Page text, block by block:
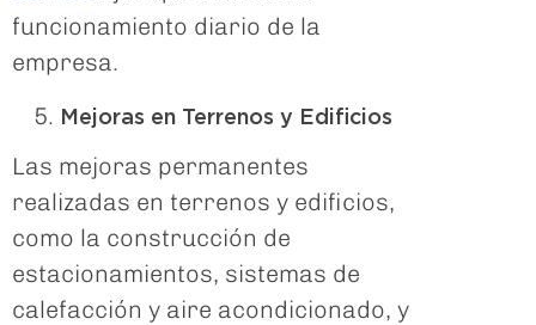
funcionamiento diario de la
empresa.
Mejoras en Terrenos y Edificios
Las mejoras permanentes
realizadas en terrenos y edificios,
como la construcción de
estacionamientos, sistemas de
calefacción y aire acondicionado, y